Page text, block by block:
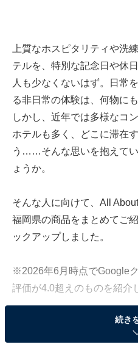
上質なホスピタリティや洗
テルを、特別な記念日や休
人も少なくないはず。日常
る非日常の体験は、何物に
しかし、近年では多様なコ
ホテルも多く、どこに滞在
う……そんな思いを抱えて
ょうか。
そんな人に向けて、All
福岡県の商品をまとめてご
ックアップしました。
※2026年6月時点でGoogle
評価が4.0超えのものを紹介
この記事の執筆
いもの部
続き